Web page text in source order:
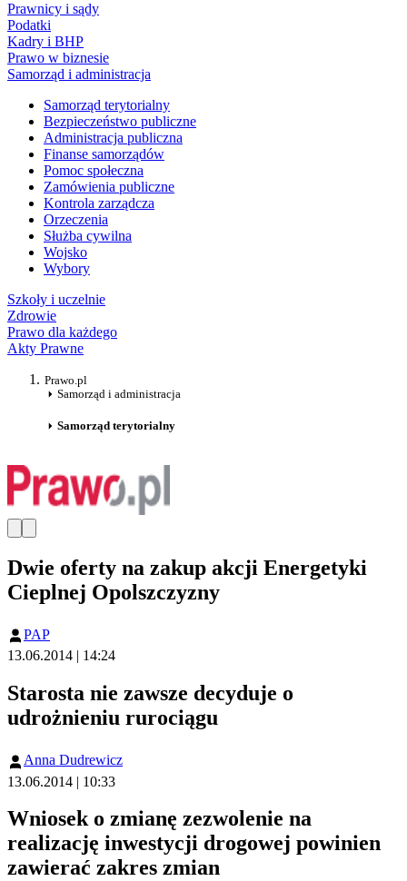
Prawnicy i sądy
Podatki
Kadry i BHP
Prawo w biznesie
Samorząd i administracja
Samorząd terytorialny
Bezpieczeństwo publiczne
Administracja publiczna
Finanse samorządów
Pomoc społeczna
Zamówienia publiczne
Kontrola zarządcza
Orzeczenia
Służba cywilna
Wojsko
Wybory
Szkoły i uczelnie
Zdrowie
Prawo dla każdego
Akty Prawne
Prawo.pl
Samorząd i administracja
Samorząd terytorialny
Dwie oferty na zakup akcji Energetyki
Cieplnej Opolszczyzny
PAP
13.06.2014 | 14:24
Starosta nie zawsze decyduje o
udrożnieniu rurociągu
Anna Dudrewicz
13.06.2014 | 10:33
Wniosek o zmianę zezwolenie na
realizację inwestycji drogowej powinien
zawierać zakres zmian